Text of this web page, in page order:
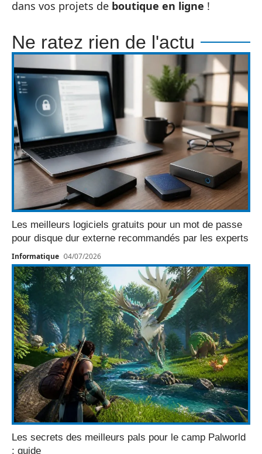
dans vos projets de boutique en ligne !
Ne ratez rien de l'actu
Les meilleurs logiciels gratuits pour un mot de passe
pour disque dur externe recommandés par les experts
Informatique 04/07/2026
Les secrets des meilleurs pals pour le camp Palworld
: guide